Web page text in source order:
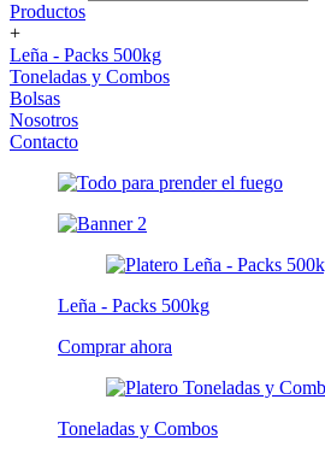
Productos
+
Leña - Packs 500kg
Toneladas y Combos
Bolsas
Nosotros
Contacto
Leña - Packs 500kg
Comprar ahora
Toneladas y Combos